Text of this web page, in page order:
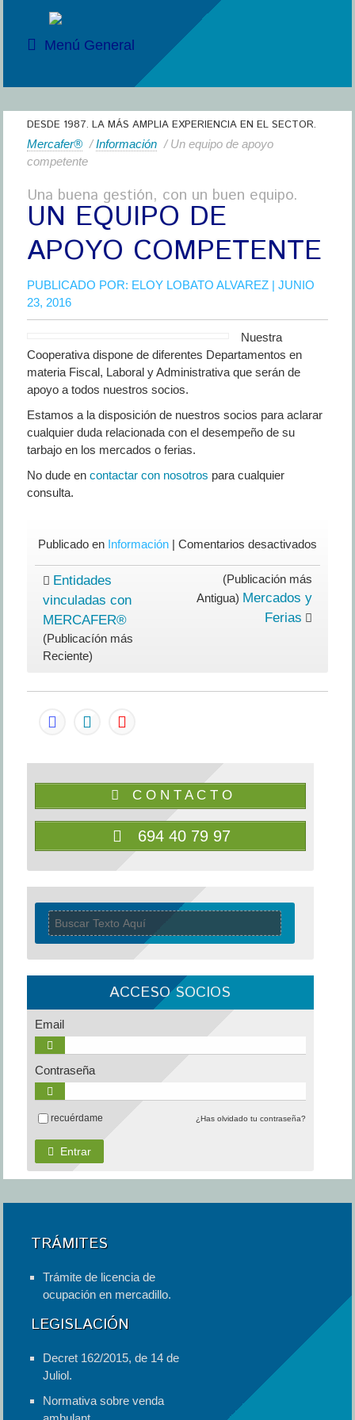
Menú General
DESDE 1987. LA MÁS AMPLIA EXPERIENCIA EN EL SECTOR.
Mercafer® /Información / Un equipo de apoyo
competente
Una buena gestión, con un buen equipo.
UN EQUIPO DE
APOYO COMPETENTE
PUBLICADO POR: ELOY LOBATO ALVAREZ| JUNIO
23, 2016
Nuestra
Cooperativa dispone de diferentes Departamentos en
materia Fiscal, Laboral y Administrativa que serán de
apoyo a todos nuestros socios.
Estamos a la disposición de nuestros socios para aclarar
cualquier duda relacionada con el desempeño de su
tarbajo en los mercados o ferias.
No dude en contactar con nosotros para cualquier
consulta.
Publicado en Información| Comentarios desactivadosen
Entidades
vinculadas con
MERCAFER®
(Publicacíón más
Reciente)
(Publicación más
Antigua) Mercados y
Ferias
C O N T A C T O
694 40 79 97
ACCESO SOCIOS
Email
Contraseña
recuérdame ¿Has olvidado tu contraseña?
Entrar
TRÁMITES
Trámite de licencia de
ocupación en mercadillo.
LEGISLACIÓN
Decret 162/2015, de 14 de
Juliol.
Normativa sobre venda